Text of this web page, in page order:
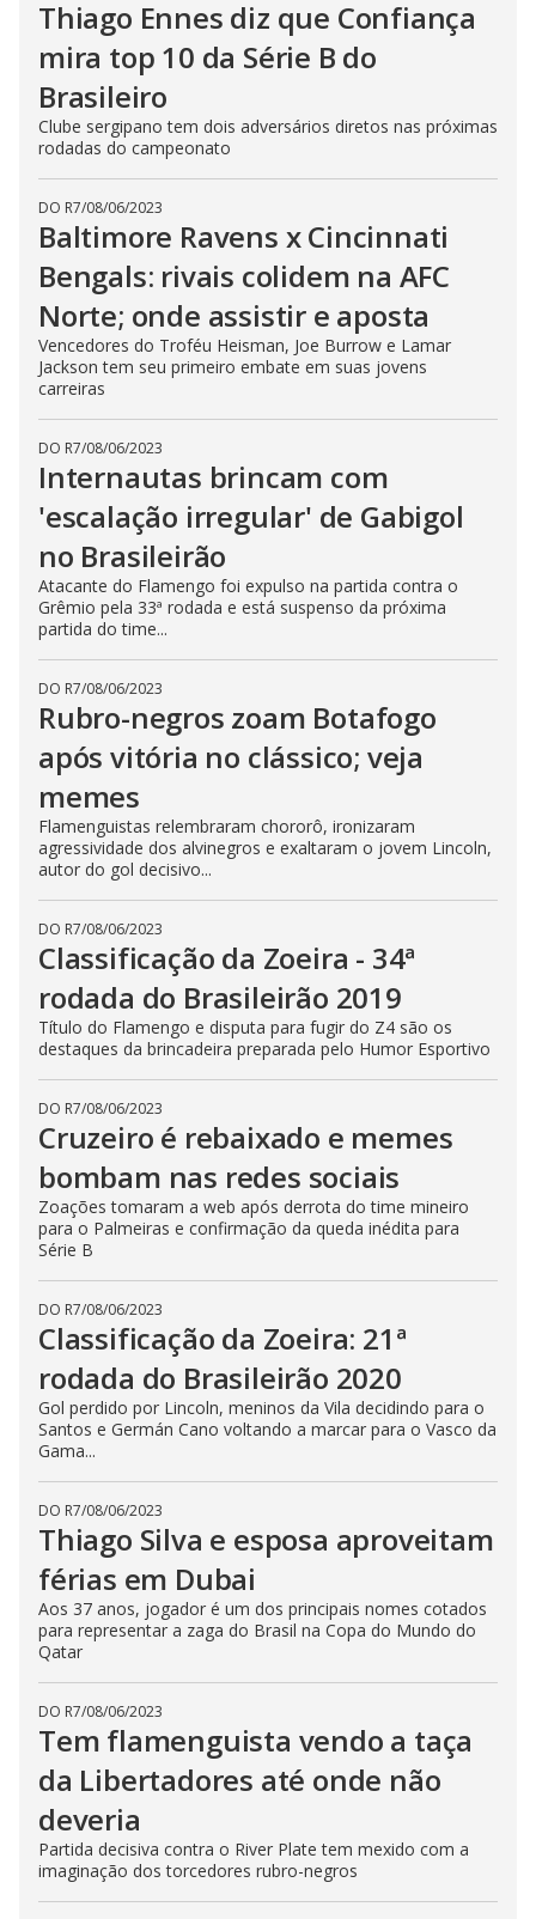
Thiago Ennes diz que Confiança
mira top 10 da Série B do
Brasileiro
Clube sergipano tem dois adversários diretos nas próximas
rodadas do campeonato
DO R7/08/06/2023
Baltimore Ravens x Cincinnati
Bengals: rivais colidem na AFC
Norte; onde assistir e aposta
Vencedores do Troféu Heisman, Joe Burrow e Lamar
Jackson tem seu primeiro embate em suas jovens
carreiras
DO R7/08/06/2023
Internautas brincam com
'escalação irregular' de Gabigol
no Brasileirão
Atacante do Flamengo foi expulso na partida contra o
Grêmio pela 33ª rodada e está suspenso da próxima
partida do time...
DO R7/08/06/2023
Rubro-negros zoam Botafogo
após vitória no clássico; veja
memes
Flamenguistas relembraram chororô, ironizaram
agressividade dos alvinegros e exaltaram o jovem Lincoln,
autor do gol decisivo...
DO R7/08/06/2023
Classificação da Zoeira - 34ª
rodada do Brasileirão 2019
Título do Flamengo e disputa para fugir do Z4 são os
destaques da brincadeira preparada pelo Humor Esportivo
DO R7/08/06/2023
Cruzeiro é rebaixado e memes
bombam nas redes sociais
Zoações tomaram a web após derrota do time mineiro
para o Palmeiras e confirmação da queda inédita para
Série B
DO R7/08/06/2023
Classificação da Zoeira: 21ª
rodada do Brasileirão 2020
Gol perdido por Lincoln, meninos da Vila decidindo para o
Santos e Germán Cano voltando a marcar para o Vasco da
Gama...
DO R7/08/06/2023
Thiago Silva e esposa aproveitam
férias em Dubai
Aos 37 anos, jogador é um dos principais nomes cotados
para representar a zaga do Brasil na Copa do Mundo do
Qatar
DO R7/08/06/2023
Tem flamenguista vendo a taça
da Libertadores até onde não
deveria
Partida decisiva contra o River Plate tem mexido com a
imaginação dos torcedores rubro-negros